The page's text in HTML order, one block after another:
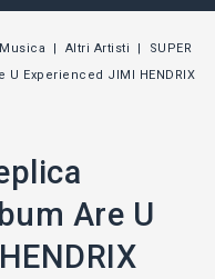
Musica Altri Artisti
SUPER
U Experienced JIMI HENDRIX
Are U